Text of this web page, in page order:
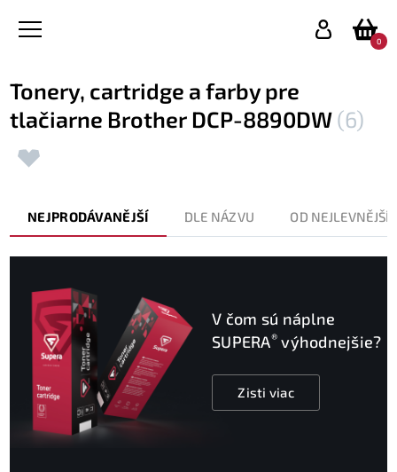
0
Tonery, cartridge a farby pre
tlačiarne Brother DCP-8890DW (6)
NEJPRODÁVANĚJŠÍ DLE NÁZVU OD
V čom sú náplne
SUPERA® výhodnejšie?
Zisti viac